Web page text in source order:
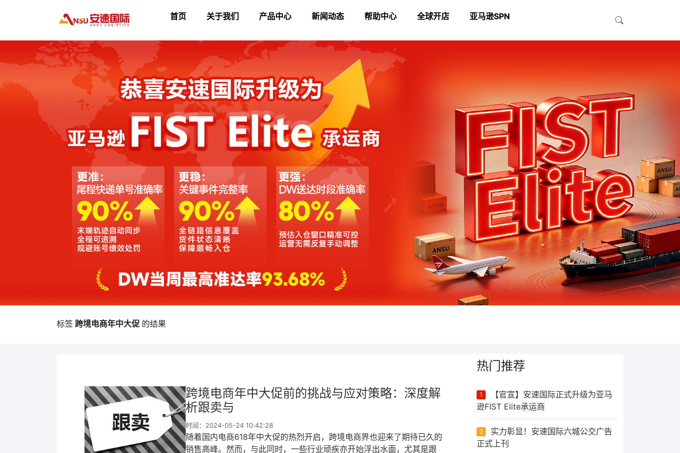
首页 关于我们 产品中心 新闻动态 帮助中心 全球开店 亚马逊SPN
标签 跨境电商年中大促 的结果
跨境电商年中大促前的挑战与应对策略：深度解
析跟卖与
时间：2024-05-24 10:42:28
​随着国内电商618年中大促的热烈开启，跨境电商界也迎来了期待已久的
销售高峰。然而，与此同时，一些行业顽疾亦开始浮出水面，尤其是跟
热门推荐
1
【官宣】安速国际正式升级为亚马
逊FIST Elite承运商
2
实力彰显！安速国际六城公交广告
正式上刊